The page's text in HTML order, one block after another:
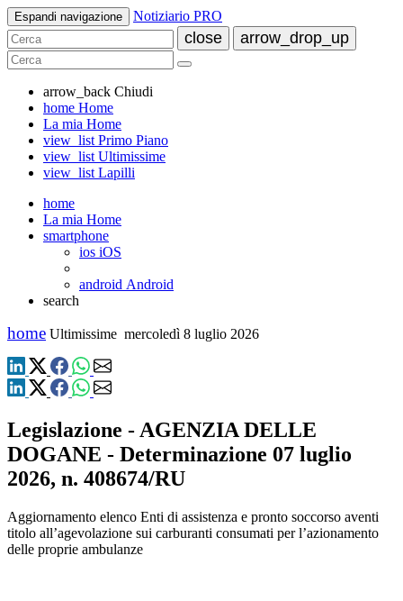
Espandi navigazione Notiziario PRO
close arrow_drop_up
arrow_back Chiudi
home Home
La mia Home
view_list Primo Piano
view_list Ultimissime
view_list Lapilli
home
La mia Home
smartphone
ios iOS
android Android
search
home Ultimissime mercoledì 8 luglio 2026
Legislazione - AGENZIA DELLE
DOGANE - Determinazione 07 luglio
2026, n. 408674/RU
Aggiornamento elenco Enti di assistenza e pronto soccorso aventi
titolo all’agevolazione sui carburanti consumati per l’azionamento
delle proprie ambulanze